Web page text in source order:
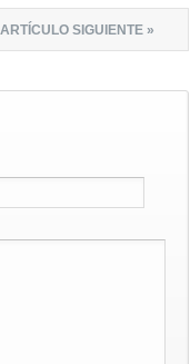
ARTÍCULO SIGUIENTE »